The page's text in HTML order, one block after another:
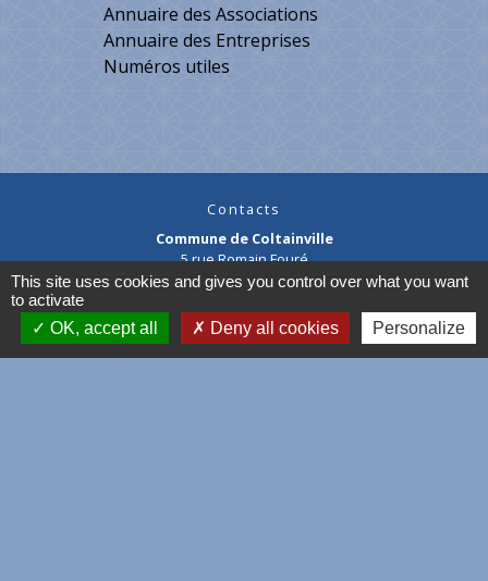
Annuaire des Associations
Annuaire des Entreprises
Numéros utiles
Contacts
Commune de Coltainville
5 rue Romain Fouré
28300 Coltainville - FRANCE
Maire : Julien MONIN
This site uses cookies and gives you control over what you want
to activate
OK, accept all
Deny all cookies Personalize